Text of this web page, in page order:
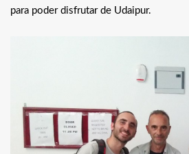
para poder disfrutar de Udaipur.